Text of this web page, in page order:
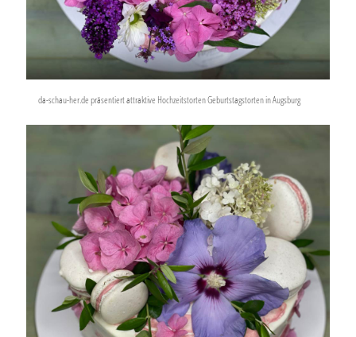
da-schau-her.de präsentiert attraktive Hochzeitstorten Geburtstagstorten in Augsburg